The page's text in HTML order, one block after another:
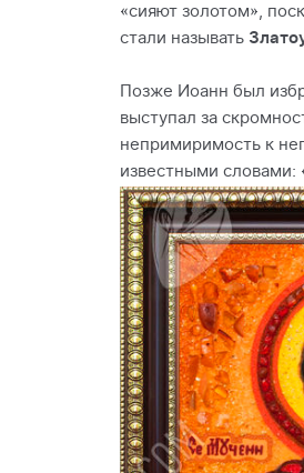
«сияют золотом»,
стали называть
Позже Иоанн был
выступал за
непримиримость к
известными словами: